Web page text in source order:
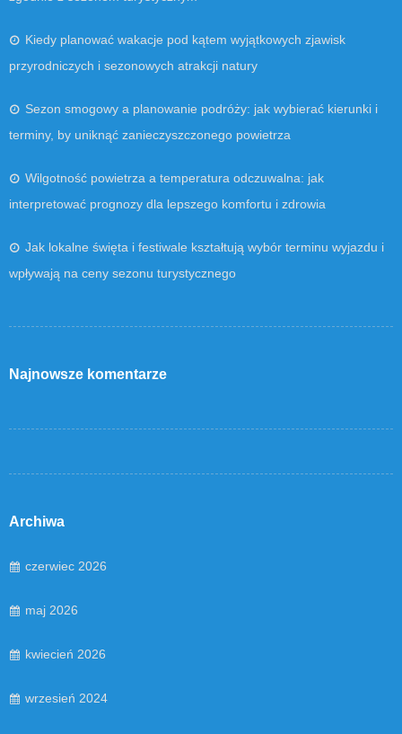
Kiedy planować wakacje pod kątem wyjątkowych zjawisk
przyrodniczych i sezonowych atrakcji natury
Sezon smogowy a planowanie podróży: jak wybierać kierunki i
terminy, by uniknąć zanieczyszczonego powietrza
Wilgotność powietrza a temperatura odczuwalna: jak
interpretować prognozy dla lepszego komfortu i zdrowia
Jak lokalne święta i festiwale kształtują wybór terminu wyjazdu i
wpływają na ceny sezonu turystycznego
Najnowsze komentarze
Archiwa
czerwiec 2026
maj 2026
kwiecień 2026
wrzesień 2024